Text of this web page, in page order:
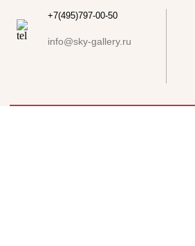
+7(495)797-00-50
info@sky-gallery.ru